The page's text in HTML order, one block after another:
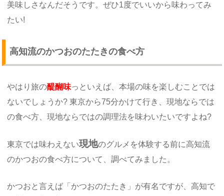
美味しさなんだそうです。ぜひ1度でいいから味わってみ
たい!
高知流のかつおのたたきの食べ方
やはり旅の醍醐味っといえば、本場の味を楽しむことでは
ないでしょうか? 東京から75分かけて行き、現地ならでは
の食べ方、現地ならではの調理法を味わいたいですよね?
東京では味わえない現地のグルメを体験する前に高知流
のかつおの食べ方について、調べてみました。
かつおと言えば「かつおのたたき」が有名ですが、高知で